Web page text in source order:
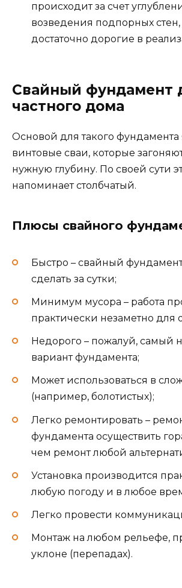
происходит за счет
возведения подпорных стен,
достаточно дорогие в
Свайный фундамент
частного дома
Основой для такого фундамента
винтовые сваи, которые
нужную глубину. По своей сути
напоминает столбчатый.
Плюсы свайного
Быстро – свайный
сделать за сутки;
Минимум мусора – работа
практически незаметно для
Недорого – пожалуй, самый
вариант фундамента;
Может использоваться в
(например, болотистых);
Легко ремонтировать –
фундамента осуществить
чем ремонт любой
Установка производится
любую погоду и в любое
Легко провести
Монтаж на любом рельефе,
уклоне (перепадах).